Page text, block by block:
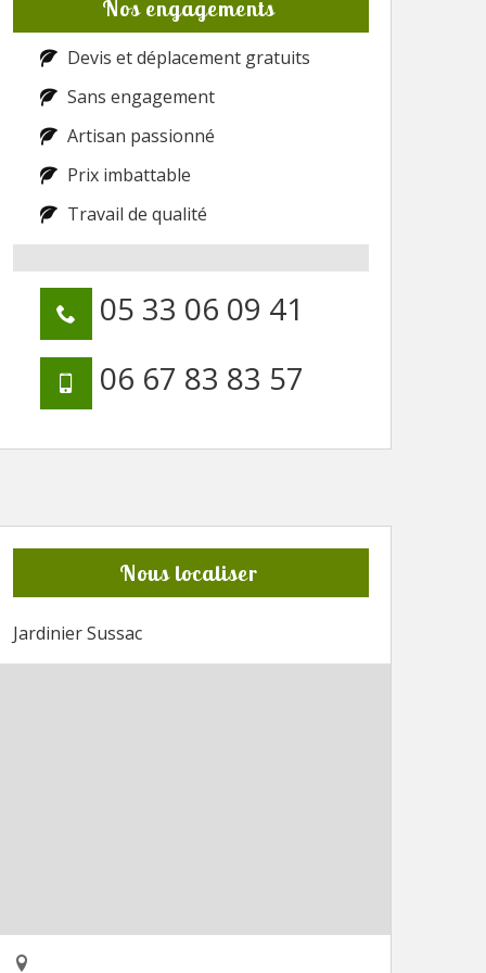
Nos engagements
Devis et déplacement gratuits
Sans engagement
Artisan passionné
Prix imbattable
Travail de qualité
05 33 06 09 41
06 67 83 83 57
Nous localiser
Jardinier Sussac